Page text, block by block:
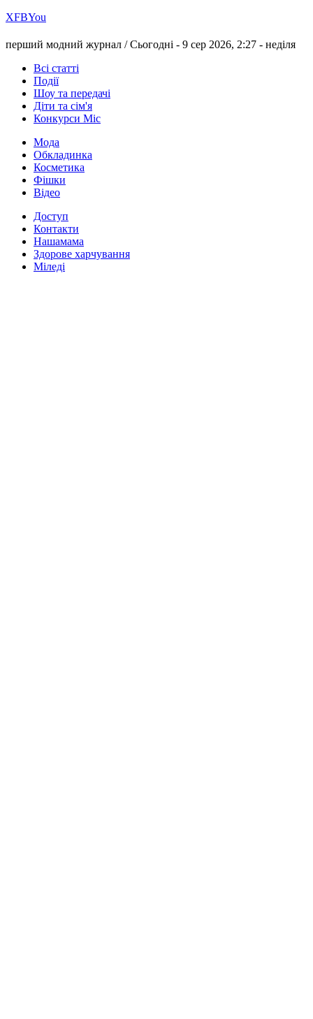
ХFBYou
перший модний журнал /Сьогодні - 9 сер 2026, 2:27 - неділя
Всі статті
Події
Шоу та передачі
Діти та сім'я
Конкурси Міс
Мода
Обкладинка
Косметика
Фішки
Відео
Доступ
Контакти
Нашамама
Здорове харчування
Міледі